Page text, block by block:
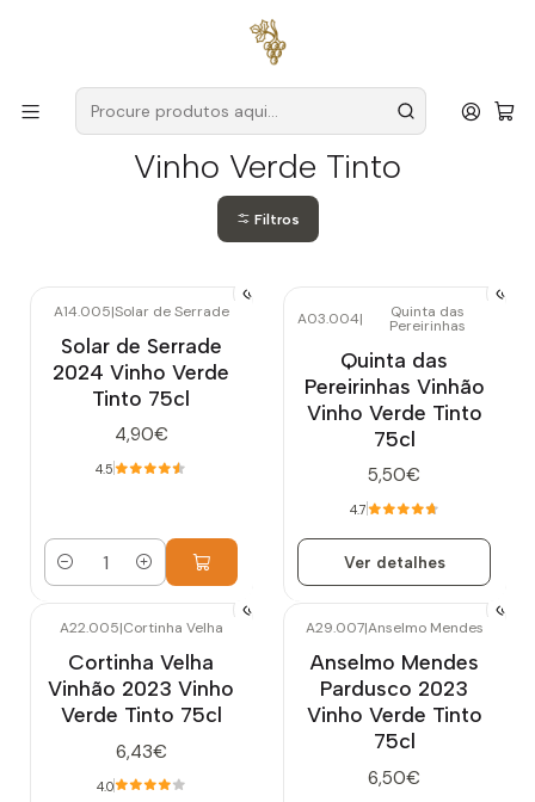
para encomendas a partir de
Vinho Verde Tinto
Vinho Verde Tinto
Filtros
A14.005|Solar de Serrade
Solar de Serrade
2024 Vinho Verde
Tinto 75cl
4,90€
4.5
Quantidade
Esgotado
A03.004| Quinta das
Pereirinhas
Quinta das
Pereirinhas Vinhão
Vinho Verde Tinto
75cl
5,50€
4.7
Ver detalhes
A22.005|Cortinha Velha
Cortinha Velha
Vinhão 2023 Vinho
Verde Tinto 75cl
6,43€
4.0
A29.007|Anselmo Mendes
Anselmo Mendes
Pardusco 2023
Vinho Verde Tinto
75cl
6,50€